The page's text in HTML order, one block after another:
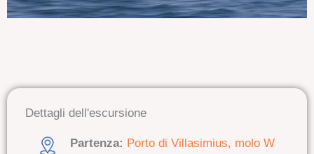
Dettagli dell'escursione
Partenza: Porto di Villasimius, molo W